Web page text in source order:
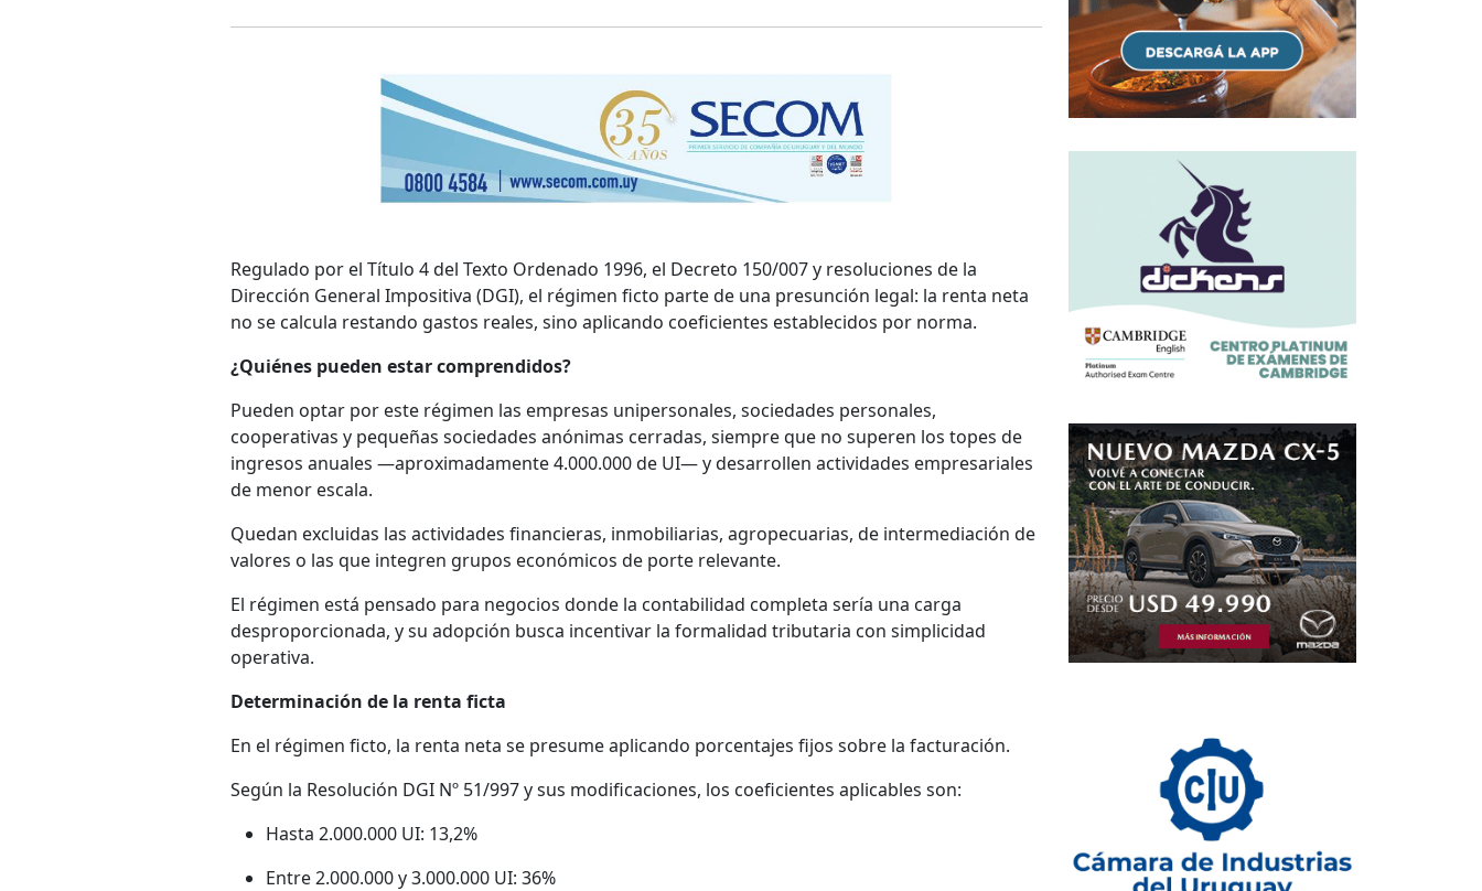
Regulado por el Título 4 del Texto Ordenado 1996, el Decreto 150/007 y resoluciones de la
Dirección General Impositiva (DGI), el régimen ficto parte de una presunción legal: la renta neta
no se calcula restando gastos reales, sino aplicando coeficientes establecidos por norma.
¿Quiénes pueden estar comprendidos?
Pueden optar por este régimen las empresas unipersonales, sociedades personales,
cooperativas y pequeñas sociedades anónimas cerradas, siempre que no superen los topes de
ingresos anuales —aproximadamente 4.000.000 de UI— y desarrollen actividades empresariales
de menor escala.
Quedan excluidas las actividades financieras, inmobiliarias, agropecuarias, de intermediación de
valores o las que integren grupos económicos de porte relevante.
El régimen está pensado para negocios donde la contabilidad completa sería una carga
desproporcionada, y su adopción busca incentivar la formalidad tributaria con simplicidad
operativa.
Determinación de la renta ficta
En el régimen ficto, la renta neta se presume aplicando porcentajes fijos sobre la facturación.
Según la Resolución DGI Nº 51/997 y sus modificaciones, los coeficientes aplicables son:
Hasta 2.000.000 UI: 13,2%
Entre 2.000.000 y 3.000.000 UI: 36%